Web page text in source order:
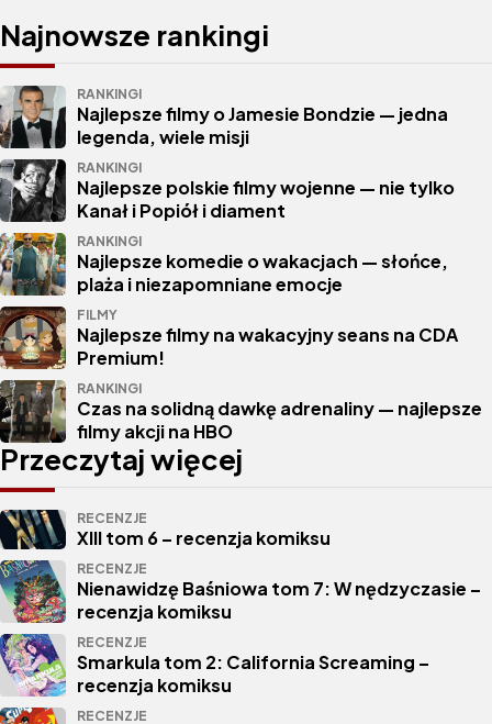
Najnowsze rankingi
RANKINGI
Najlepsze filmy o Jamesie Bondzie — jedna
legenda, wiele misji
RANKINGI
Najlepsze polskie filmy wojenne — nie tylko
Kanał i Popiół i diament
RANKINGI
Najlepsze komedie o wakacjach — słońce,
plaża i niezapomniane emocje
FILMY
Najlepsze filmy na wakacyjny seans na CDA
Premium!
RANKINGI
Czas na solidną dawkę adrenaliny — najlepsze
filmy akcji na HBO
Przeczytaj więcej
RECENZJE
XIII tom 6 – recenzja komiksu
RECENZJE
Nienawidzę Baśniowa tom 7: W nędzyczasie –
recenzja komiksu
RECENZJE
Smarkula tom 2: California Screaming –
recenzja komiksu
RECENZJE